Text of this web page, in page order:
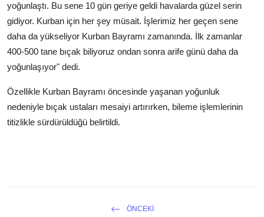
yoğunlaştı. Bu sene 10 gün geriye geldi havalarda güzel serin
gidiyor. Kurban için her şey müsait. İşlerimiz her geçen sene
daha da yükseliyor Kurban Bayramı zamanında. İlk zamanlar
400-500 tane bıçak biliyoruz ondan sonra arife günü daha da
yoğunlaşıyor" dedi.
Özellikle Kurban Bayramı öncesinde yaşanan yoğunluk
nedeniyle bıçak ustaları mesaiyi artırırken, bileme işlemlerinin
titizlikle sürdürüldüğü belirtildi.
ÖNCEKI